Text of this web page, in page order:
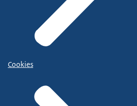
Cookies